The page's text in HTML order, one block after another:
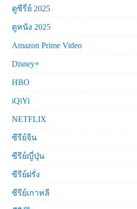
ดูซีรี่ย์ 2025
ดูหนัง 2025
Amazon Prime Video
Disney+
HBO
iQiYi
NETFLIX
ซีรีย์จีน
ซีรีย์ญี่ปุ่น
ซีรีย์ฝรั่ง
ซีรีย์เกาหลี